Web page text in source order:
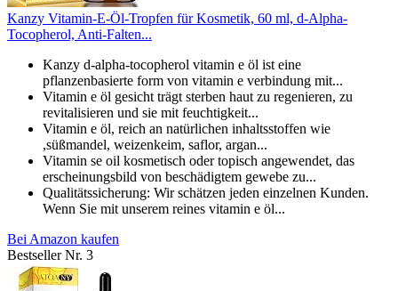
Kanzy Vitamin-E-Öl-Tropfen für Kosmetik, 60 ml, d-Alpha-
Tocopherol, Anti-Falten...
Kanzy d-alpha-tocopherol vitamin e öl ist eine
pflanzenbasierte form von vitamin e verbindung mit...
Vitamin e öl gesicht trägt sterben haut zu regenieren, zu
revitalisieren und sie mit feuchtigkeit...
Vitamin e öl, reich an natürlichen inhaltsstoffen wie
,süßmandel, weizenkeim, saflor, argan...
Vitamin se oil kosmetisch oder topisch angewendet, das
erscheinungsbild von beschädigtem gewebe zu...
Qualitätssicherung: Wir schätzen jeden einzelnen Kunden.
Wenn Sie mit unserem reines vitamin e öl...
Bei Amazon kaufen
Bestseller Nr. 3